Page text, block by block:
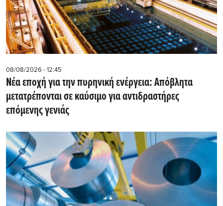
08/08/2026 - 12:45
Νέα εποχή για την πυρηνική ενέργεια: Απόβλητα
μετατρέπονται σε καύσιμο για αντιδραστήρες
επόμενης γενιάς